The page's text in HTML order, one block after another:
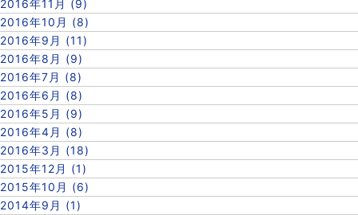
2016年11月 (9)
2016年10月 (8)
2016年9月 (11)
2016年8月 (9)
2016年7月 (8)
2016年6月 (8)
2016年5月 (9)
2016年4月 (8)
2016年3月 (18)
2015年12月 (1)
2015年10月 (6)
2014年9月 (1)